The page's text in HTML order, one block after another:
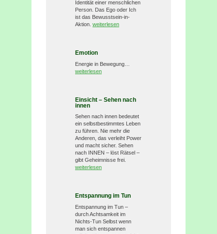
Identität einer menschlichen
Person. Das Ego oder Ich
ist das Bewusstsein-in-
Aktion. weiterlesen
Emotion
Energie in Bewegung…
weiterlesen
Einsicht – Sehen nach
innen
Sehen nach innen bedeutet
ein selbstbestimmtes Leben
zu führen. Nie mehr die
Anderen, das verleiht Power
und macht sicher. Sehen
nach INNEN – löst Rätsel –
gibt Geheimnisse frei.
weiterlesen
Entspannung im Tun
Entspannung im Tun –
durch Achtsamkeit im
Nichts-Tun Selbst wenn
man sich entspannen